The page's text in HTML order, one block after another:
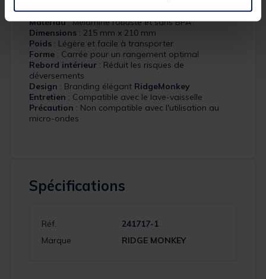
Matériau: Mélamine robuste et sans BPA
Dimensions : 215 mm x 210 mm
Poids : Légère et facile à transporter
Forme : Carrée pour un rangement optimal
Rebord intérieur : Réduit les risques de
déversements
Design : Branding élégant RidgeMonkey
Entretien : Compatible avec le lave-vaisselle
Précaution : Non compatible avec l'utilisation au
micro-ondes
Spécifications
Réf.
241717-1
Marque
RIDGE MONKEY